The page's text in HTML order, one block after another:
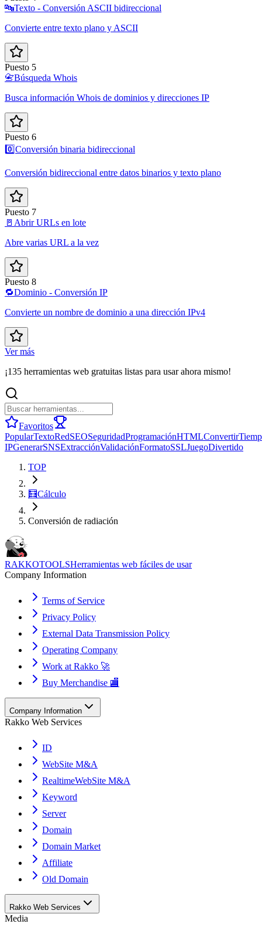
🔤Texto - Conversión ASCII bidireccional
Convierte entre texto plano y ASCII
Puesto 5
📇Búsqueda Whois
Busca información Whois de dominios y direcciones IP
Puesto 6
0️⃣Conversión binaria bidireccional
Conversión bidireccional entre datos binarios y texto plano
Puesto 7
🚪 Abrir URLs en lote
Abre varias URL a la vez
Puesto 8
🔁Dominio - Conversión IP
Convierte un nombre de dominio a una dirección IPv4
Ver más
¡135 herramientas web gratuitas listas para usar ahora mismo!
Favoritos
PopularTextoRedSEOSeguridadProgramaciónHTMLConvertir
IPGenerarSNSExtracciónValidaciónFormatoSSLJuegoDivertido
TOP
🧮Cálculo
Conversión de radiación
RAKKOTOOLSHerramientas web fáciles de usar
Company Information
Terms of Service
Privacy Policy
External Data Transmission Policy
Operating Company
Work at Rakko 🚀
Buy Merchandise 🏬
Company Information
Rakko Web Services
ID
WebSite M&A
RealtimeWebSite M&A
Keyword
Server
Domain
Domain Market
Affiliate
Old Domain
Rakko Web Services
Media